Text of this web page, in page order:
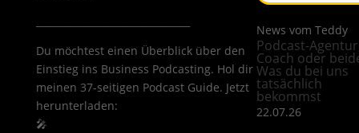
Du möchtest einen Überblick über den
Einstieg ins Business Podcasting. Hol dir
meinen 37-seitigen Podcast Guide. Jetzt
herunterladen:
🎤
News vom Teddy
Podcast-
Coach oder
Was du bei uns
tatsächlich
bekommst
22.07.26